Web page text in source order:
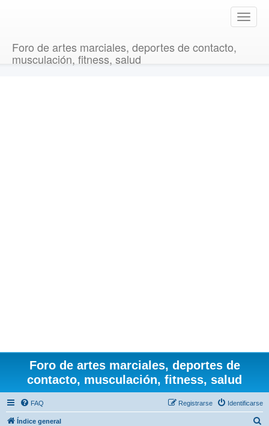
T
o
Foro de artes marciales, deportes de contacto,
musculación, fitness, salud
Foro de artes marciales, deportes de
contacto, musculación, fitness, salud
FAQ Identificarse
Registrarse
Índice general